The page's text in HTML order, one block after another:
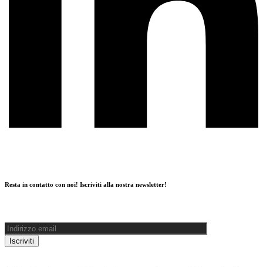
Resta in contatto con noi! Iscriviti alla nostra newsletter!